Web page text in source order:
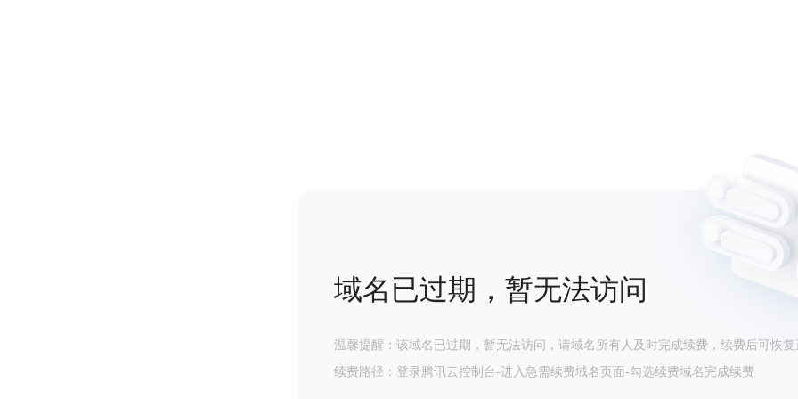
域名已过期，暂无法访问
温馨提醒：该域名已过期，暂无法访问，请域名所有人及时完成续费，续费后可恢复
续费路径：登录腾讯云控制台-进入急需续费域名页面-勾选续费域名完成续费